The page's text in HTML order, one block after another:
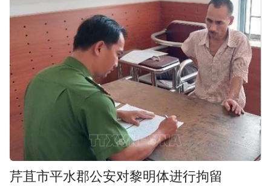
芹苴市平水郡公安对黎明体进行拘留